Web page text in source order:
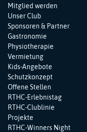
überspringen
Mitglied werden
Unser Club
Sponsoren & Partner
Gastronomie
Physiotherapie
Vermietung
Kids-Angebote
Schutzkonzept
Offene Stellen
RTHC-Erlebnistag
RTHC-Clublinie
Projekte
RTHC-Winners Night